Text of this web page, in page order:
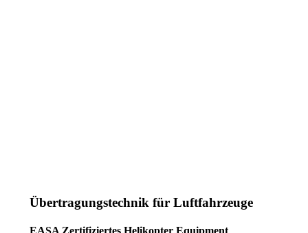
Übertragungstechnik für Luftfahrzeuge